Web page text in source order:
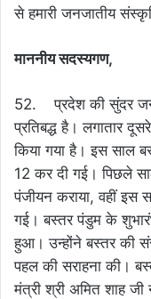
से हमारी जनजातीय
माननीय सदस्यगण,
52. प्रदेश की सुंदर
प्रतिबद्ध है। लगातार
किया गया है। इस साल
12 कर दी गई। पिछले
पंजीयन कराया, वहीं इस
गई। बस्तर पंडुम के
हुआ। उन्होंने बस्तर की
पहल की सराहना की।
मंत्री श्री अमित शाह जी